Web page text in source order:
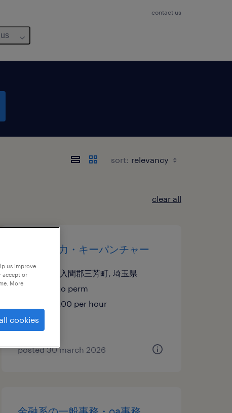
contact us
sort:
clear all
データ入力・キーパンチャー
埼玉県入間郡三芳町, 埼玉県
temp to perm
¥1700.00 per hour
posted 30 march 2026
us improve
accept or
More
cookies